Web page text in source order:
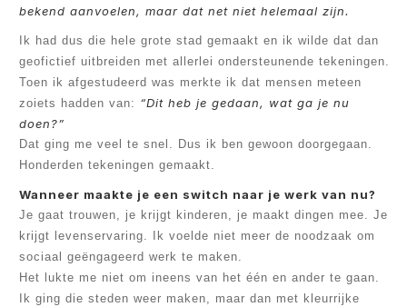
bekend aanvoelen, maar dat net niet helemaal zijn.
Ik had dus die hele grote stad gemaakt en ik wilde dat dan
geofictief uitbreiden met allerlei ondersteunende tekeningen.
Toen ik afgestudeerd was merkte ik dat mensen meteen
zoiets hadden van: “Dit heb je gedaan, wat ga je nu
doen?”
Dat ging me veel te snel. Dus ik ben gewoon doorgegaan.
Honderden tekeningen gemaakt.
Wanneer maakte je een switch naar je werk van nu?
Je gaat trouwen, je krijgt kinderen, je maakt dingen mee. Je
krijgt levenservaring. Ik voelde niet meer de noodzaak om
sociaal geëngageerd werk te maken.
Het lukte me niet om ineens van het één en ander te gaan.
Ik ging die steden weer maken, maar dan met kleurrijke